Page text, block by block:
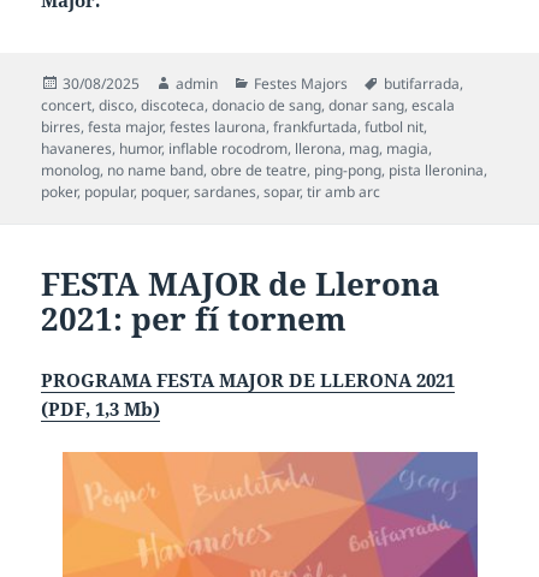
Publicat
el
30/08/2025 Autor
admin Categories
Festes Majors Etiquetes
butifarrada,
concert,disco,discoteca,donacio de sang,donar sang,escala
birres,festa major,festes laurona,frankfurtada,futbol nit,
havaneres, humor, inflable rocodrom, llerona, mag, magia,
monolog, no name band,obre de teatre, ping-pong, pista lleronina,
poker, popular, poquer,sardanes,sopar,tir amb arc
FESTA MAJOR de Llerona
2021:per fí tornem
PROGRAMA FESTA MAJOR DE LLERONA 2021
(PDF, 1,3 Mb)